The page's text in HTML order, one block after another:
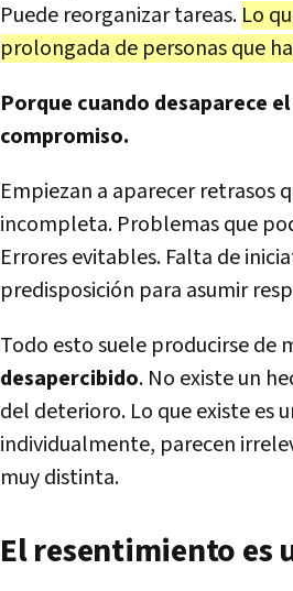
Puede reorganizar tareas. Lo
prolongada de personas que
Porque cuando desaparece
compromiso.
Empiezan a aparecer retrasos
incompleta. Problemas que
Errores evitables. Falta de
predisposición para asumir
Todo esto suele producirse de
desapercibido. No existe un
del deterioro. Lo que existe es
individualmente, parecen
muy distinta.
El resentimiento es